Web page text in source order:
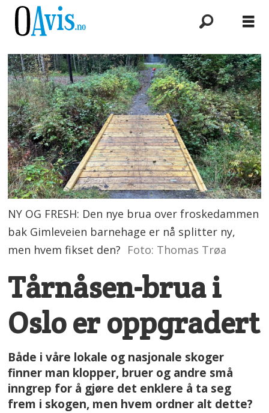
NY OG FRESH: Den nye brua over froskedammen
bak Gimleveien barnehage er nå splitter ny,
men hvem fikset den? Foto: Thomas Trøa
Tårnåsen-brua i
Oslo er oppgradert
Både i våre lokale og nasjonale skoger
finner man klopper, bruer og andre små
inngrep for å gjøre det enklere å ta seg
frem i skogen, men hvem ordner alt dette?